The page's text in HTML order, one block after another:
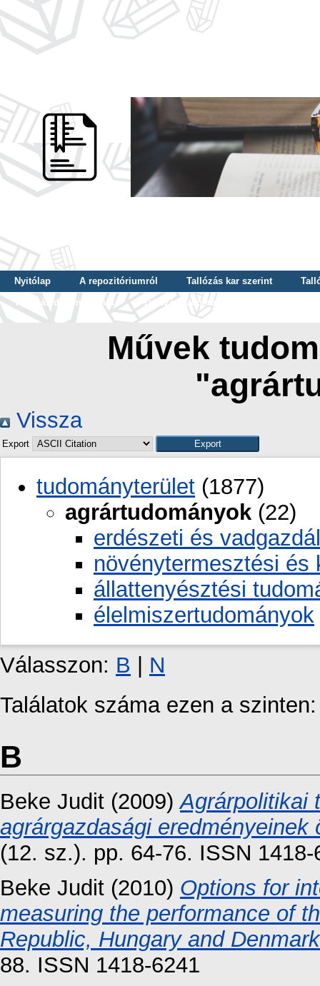
Nyitólap A repozitóriumról Tallózás kar szerint
Tallózás dátum szerint
Tallózás tudományterület szerint
Művek
Vissza
Export
tudományterület (1877)
agrártudományok (22)
erdészeti és
növénytermesztési és
állattenyésztési
élelmiszertudományok
Válasszon: B | N
Találatok száma ezen a
B
Beke Judit (2009)Agrárpolitikai
agrárgazdasági eredményeinek
(12. sz.). pp. 64-76. ISSN 1418-
Beke Judit (2010) Options for
measuring the performance of
Republic, Hungary and
88. ISSN 1418-6241